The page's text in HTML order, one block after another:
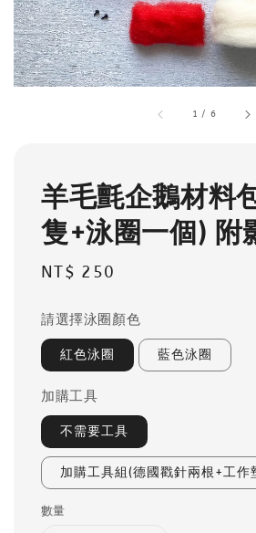
1 / 6
羊毛氈企鵝材料
隻+泳圈一個) 附
Regular
NT$ 250
請選擇泳圈顏色
紅色泳圈 藍色泳圈
加購工具
不需要工具
加購工具組(德國戳針兩根+工作
數量